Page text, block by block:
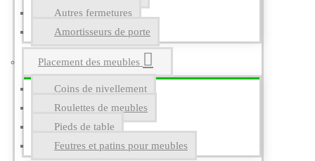
Autres fermetures
Amortisseurs de porte
Placement des meubles
Coins de nivellement
Roulettes de meubles
Pieds de table
Feutres et patins pour meubles